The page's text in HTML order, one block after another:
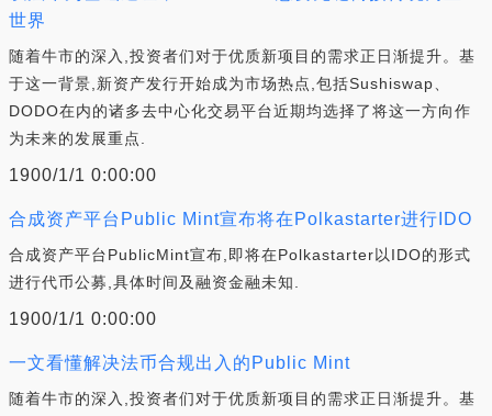
世界
随着牛市的深入,投资者们对于优质新项目的需求正日渐提升。基
于这一背景,新资产发行开始成为市场热点,包括Sushiswap、
DODO在内的诸多去中心化交易平台近期均选择了将这一方向作
为未来的发展重点.
1900/1/1 0:00:00
合成资产平台Public Mint宣布将在Polkastarter进行IDO
合成资产平台PublicMint宣布,即将在Polkastarter以IDO的形式
进行代币公募,具体时间及融资金融未知.
1900/1/1 0:00:00
一文看懂解决法币合规出入的Public Mint
随着牛市的深入,投资者们对于优质新项目的需求正日渐提升。基